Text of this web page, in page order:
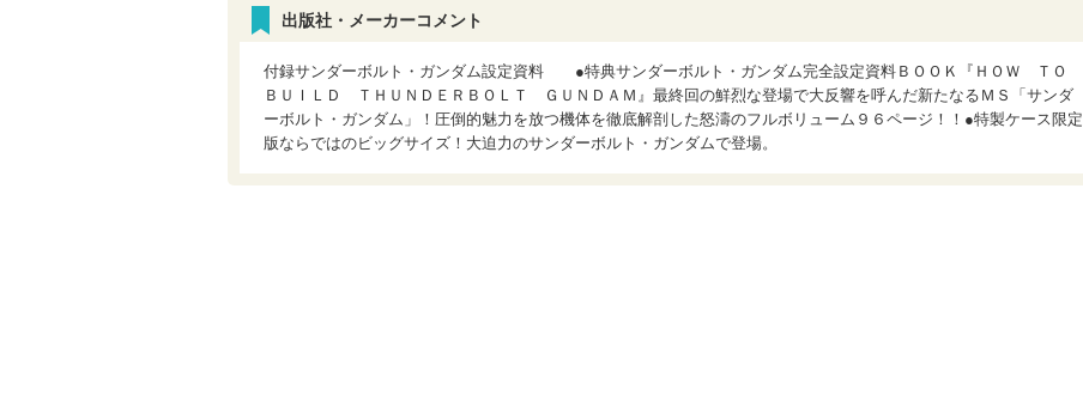
出版社・メーカーコメント
付録サンダーボルト・ガンダム設定資料 ●特典サンダーボルト・ガンダム完全設定資料ＢＯＯＫ『ＨＯＷ ＴＯ
ＢＵＩＬＤ ＴＨＵＮＤＥＲＢＯＬＴ ＧＵＮＤＡＭ』最終回の鮮烈な登場で大反響を呼んだ新たなるＭＳ「サンダ
ーボルト・ガンダム」！圧倒的魅力を放つ機体を徹底解剖した怒濤のフルボリューム９６ページ！！●特製ケース限定
版ならではのビッグサイズ！大迫力のサンダーボルト・ガンダムで登場。